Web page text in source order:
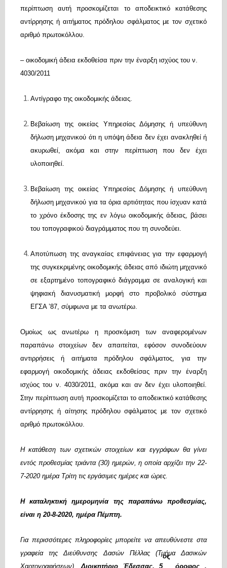
περίπτωση αυτή προσκομίζεται το αποδεικτικό κατάθεσης
αντίρρησης ή αιτήματος πρόδηλου σφάλματος με τον σχετικό
αριθμό πρωτοκόλλου.
– οικοδομική άδεια εκδοθείσα πριν την έναρξη ισχύος του ν.
4030/2011
Αντίγραφο της οικοδομικής άδειας.
Βεβαίωση της οικείας Υπηρεσίας Δόμησης ή υπεύθυνη
δήλωση μηχανικού ότι η υπόψη άδεια δεν έχει ανακληθεί ή
ακυρωθεί, ακόμα και στην περίπτωση που δεν έχει
υλοποιηθεί.
Βεβαίωση της οικείας Υπηρεσίας Δόμησης ή υπεύθυνη
δήλωση μηχανικού για τα όρια αρτιότητας που ίσχυαν κατά
το χρόνο έκδοσης της εν λόγω οικοδομικής άδειας, βάσει
του τοπογραφικού διαγράμματος που τη συνοδεύει.
Αποτύπωση της αναγκαίας επιφάνειας για την εφαρμογή
της συγκεκριμένης οικοδομικής άδειας από ιδιώτη μηχανικό
σε εξαρτημένο τοπογραφικό διάγραμμα σε αναλογική και
ψηφιακή διανυσματική μορφή στο προβολικό σύστημα
ΕΓΣΑ ’87, σύμφωνα με τα ανωτέρω.
Ομοίως ως ανωτέρω η προσκόμιση των αναφερομένων
παραπάνω στοιχείων δεν απαιτείται, εφόσον συνοδεύουν
αντιρρήσεις ή αιτήματα πρόδηλου σφάλματος, για την
εφαρμογή οικοδομικής άδειας εκδοθείσας πριν την έναρξη
ισχύος του ν. 4030/2011, ακόμα και αν δεν έχει υλοποιηθεί.
Στην περίπτωση αυτή προσκομίζεται το αποδεικτικό κατάθεσης
αντίρρησης ή αίτησης πρόδηλου σφάλματος με τον σχετικό
αριθμό πρωτοκόλλου.
Η κατάθεση των σχετικών στοιχείων και εγγράφων θα γίνει
εντός προθεσμίας τριάντα (30) ημερών, η οποία αρχίζει την 22-
7-2020 ημέρα Τρίτη τις εργάσιμες ημέρες και ώρες.
Η καταληκτική ημερομηνία της παραπάνω προθεσμίας,
είναι η 20-8-2020, ημέρα Πέμπτη.
Για περισσότερες πληροφορίες μπορείτε να απευθύνεστε στα
γραφεία της Διεύθυνσης Δασών Πέλλας (Τμήμα Δασικών
Χαρτογραφήσεων), Διοικητήριο Έδεσσας, 5
ος
όροφος ,